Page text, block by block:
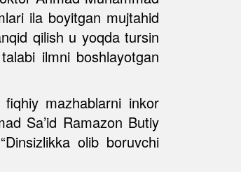
ila boyitgan mujtahid
qilish u yoqda tursin
ilmni boshlayotgan
mazhablarni inkor
Sa’id Ramazon Butiy
olib boruvchi